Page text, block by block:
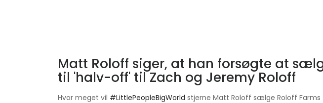
Matt Roloff siger, at han forsøgte at
til 'halv-off' til Zach og Jeremy Roloff
Hvor meget vil #LittlePeopleBigWorld stjerne Matt Roloff sælge Roloff